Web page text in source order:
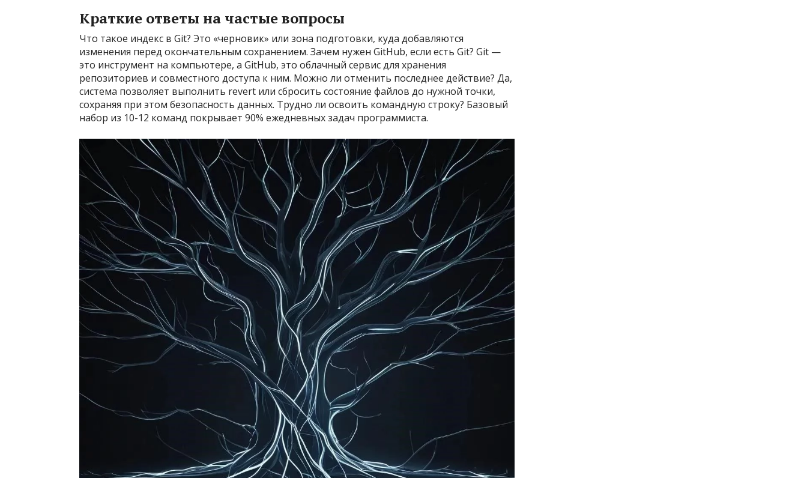
Краткие ответы на частые вопросы
Что такое индекс в Git? Это «черновик» или зона подготовки, куда добавляются
изменения перед окончательным сохранением. Зачем нужен GitHub, если есть Git? Git —
это инструмент на компьютере, а GitHub, это облачный сервис для хранения
репозиториев и совместного доступа к ним. Можно ли отменить последнее действие? Да,
система позволяет выполнить revert или сбросить состояние файлов до нужной точки,
сохраняя при этом безопасность данных. Трудно ли освоить командную строку? Базовый
набор из 10-12 команд покрывает 90% ежедневных задач программиста.